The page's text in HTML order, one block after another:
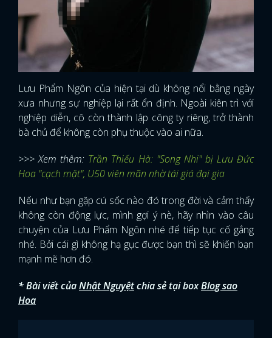
Lưu Phẩm Ngôn của hiện tại dù không nổi bằng ngày
xưa nhưng sự nghiệp lại rất ổn định. Ngoài kiên trì với
nghiệp diễn, cô còn thành lập công ty riêng, trở thành
bà chủ để không còn phụ thuộc vào ai nữa.
>>> Xem thêm: Trần Thiếu Hà: "Song Nhi" bị Lưu Đức
Hoa "cạch mặt", U50 viên mãn nhờ tái giá đại gia
Nếu như bạn gặp cú sốc nào đó trong đời và cảm thấy
không còn động lực, mình gợi ý nè, hãy nhìn vào câu
chuyện của Lưu Phẩm Ngôn nhé để tiếp tục cố gắng
nhé. Bởi cái gì không hạ gục được bạn thì sẽ khiến bạn
mạnh mẽ hơn đó.
* Bài viết củaNhật Nguyệtchia sẻ tại boxBlog sao
Hoa